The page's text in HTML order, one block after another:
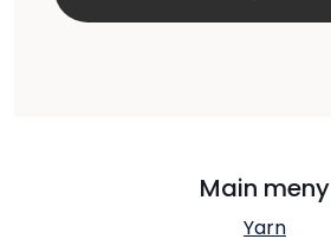
Main meny
Yarn